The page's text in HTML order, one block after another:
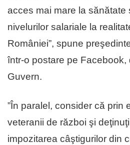
acces mai mare la sănătate
nivelurilor salariale la
României”, spune
într-o postare pe Facebook,
Guvern.
”În paralel, consider că prin
veteranii de război şi
impozitarea câştigurilor din